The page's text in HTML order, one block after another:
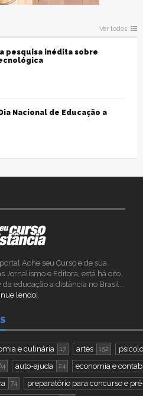
Ver todos
pesquisa inédita sobre
Nacional de Educação a
Ache seu Curso e de sua
Jornalismo e Editora, está há oito
educação a distância no Brasil...
lendo].
e culinária 17 artes 152
auto-ajuda 24
economia e
74
preparatório para concurso e